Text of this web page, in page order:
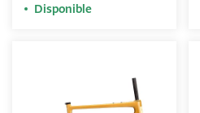
Disponible